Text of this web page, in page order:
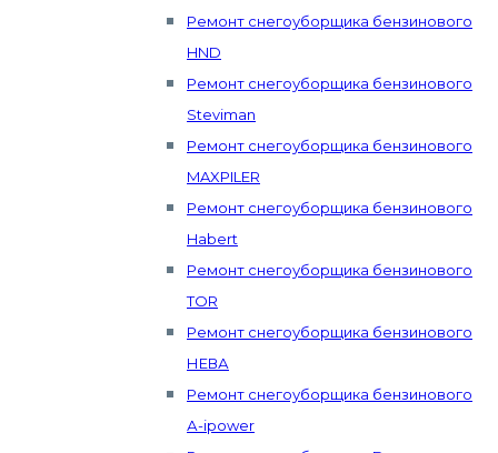
Ремонт снегоуборщика бензинового
HND
Ремонт снегоуборщика бензинового
Steviman
Ремонт снегоуборщика бензинового
MAXPILER
Ремонт снегоуборщика бензинового
Habert
Ремонт снегоуборщика бензинового
TOR
Ремонт снегоуборщика бензинового
НЕВА
Ремонт снегоуборщика бензинового
А-ipower